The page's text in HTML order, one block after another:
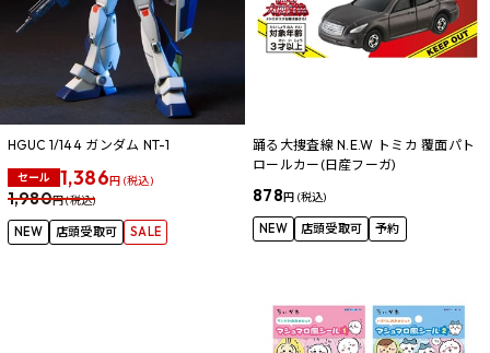
HGUC 1/144 ガンダム NT-1
セール 1,386円 (税込)
1,980円 (税込)
NEW 店頭受取可 SALE
踊る大捜査線 N.E.W トミカ 覆面パト
ロールカー(日産フーガ)
878円 (税込)
NEW 店頭受取可 予約